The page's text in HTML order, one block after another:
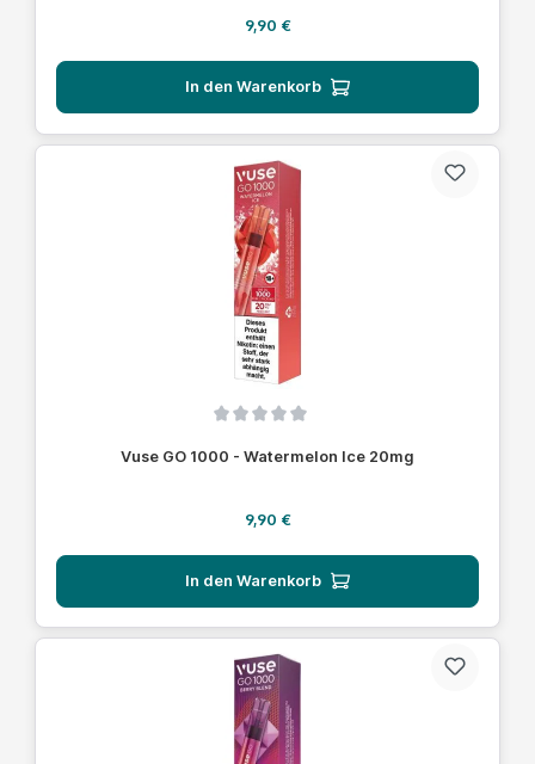
Regulärer Preis:
9,90 €
In den Warenkorb
Vuse GO 1000 - Watermelon Ice 20mg
Regulärer Preis:
9,90 €
In den Warenkorb